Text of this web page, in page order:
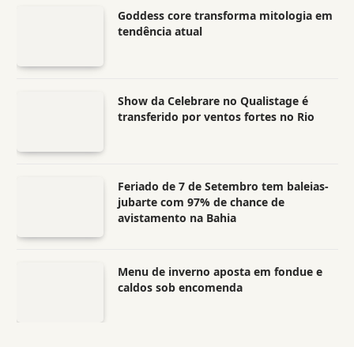
Goddess core transforma mitologia em
tendência atual
Show da Celebrare no Qualistage é
transferido por ventos fortes no Rio
Feriado de 7 de Setembro tem baleias-
jubarte com 97% de chance de
avistamento na Bahia
Menu de inverno aposta em fondue e
caldos sob encomenda